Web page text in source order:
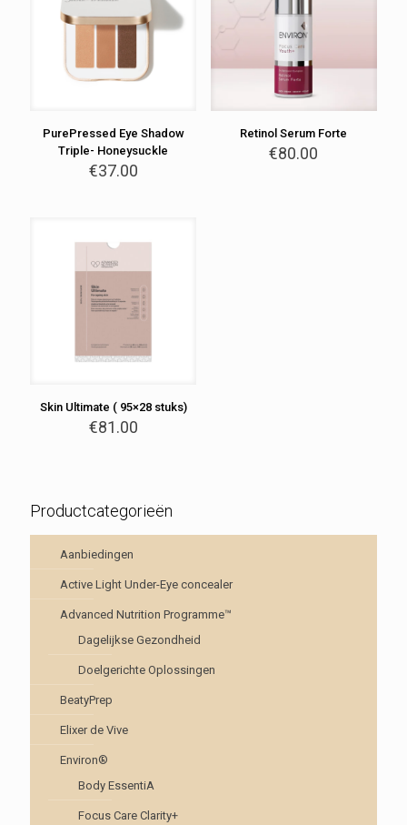
PurePressed Eye Shadow
Triple- Honeysuckle
€37.00
Retinol Serum Forte
€80.00
Skin Ultimate ( 95×28 stuks)
€81.00
Productcategorieën
Aanbiedingen
Active Light Under-Eye concealer
Advanced Nutrition Programme™
Dagelijkse Gezondheid
Doelgerichte Oplossingen
BeatyPrep
Elixer de Vive
Environ®
Body EssentiA
Focus Care Clarity+